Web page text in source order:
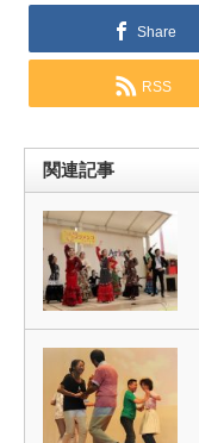
Share
RSS
関連記事